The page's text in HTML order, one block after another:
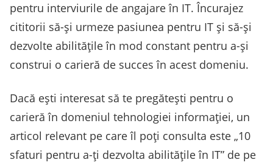
pentru interviurile de angajare în IT. Încurajez
cititorii să-și urmeze pasiunea pentru IT și să-și
dezvolte abilitățile în mod constant pentru a-și
construi o carieră de succes în acest domeniu.
Dacă ești interesat să te pregătești pentru o
carieră în domeniul tehnologiei informației, un
articol relevant pe care îl poți consulta este „10
sfaturi pentru a-ți dezvolta abilitățile în IT” de pe